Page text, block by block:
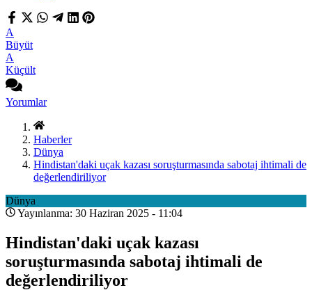
A
Büyüt
A
Küçült
Yorumlar
Haberler
Dünya
Hindistan'daki uçak kazası soruşturmasında sabotaj ihtimali de
değerlendiriliyor
Dünya
Yayınlanma: 30 Haziran 2025 - 11:04
Hindistan'daki uçak kazası
soruşturmasında sabotaj ihtimali de
değerlendiriliyor